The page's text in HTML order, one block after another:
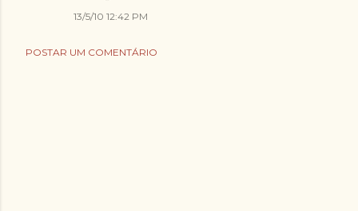
13/5/10 12:42 PM
POSTAR UM COMENTÁRIO